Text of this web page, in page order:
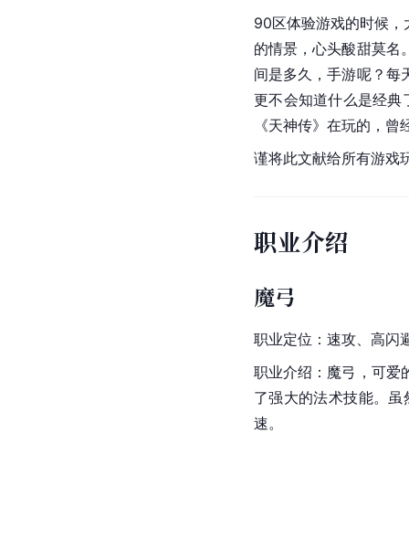
90区体验游戏的时候
的情景，心头酸甜莫名
间是多久，手游呢？每
更不会知道什么是经典
《天神传》在玩的，
谨将此文献给所有游戏
职业介绍
魔弓
职业定位：速攻、高闪
职业介绍：魔弓，可爱
了强大的法术技能。
速。